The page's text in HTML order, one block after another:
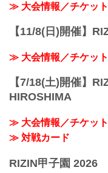
≫ 大会情報／チケット
【11/8(日)開催】
≫ 大会情報／チケット
【7/18(土)開催】
HIROSHIMA
≫ 大会情報／チケット
≫ 対戦カード
RIZIN甲子園 2026